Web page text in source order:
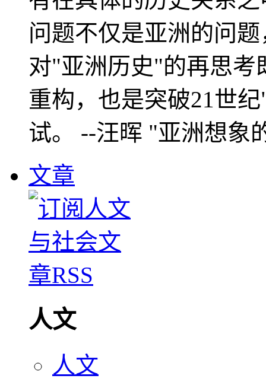
问题不仅是亚洲的问
对"亚洲历史"的再思考
重构，也是突破21世
试。 --汪晖 "亚洲想象
文章
人文
人文